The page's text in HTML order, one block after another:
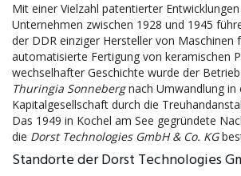
Mit einer Vielzahl patentierter
Unternehmen zwischen 1928 und 1945
der DDR einziger Hersteller von Maschinen
automatisierte Fertigung von keramischen
wechselhafter Geschichte wurde der
Thuringia Sonnebergnach Umwandlung in
Kapitalgesellschaft durch die
Das 1949 in Kochel am See gegründete
die Dorst Technologies GmbH & Co. KG
Standorte der Dorst Technologies